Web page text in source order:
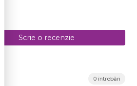
Scrie o recenzie
0 întrebări